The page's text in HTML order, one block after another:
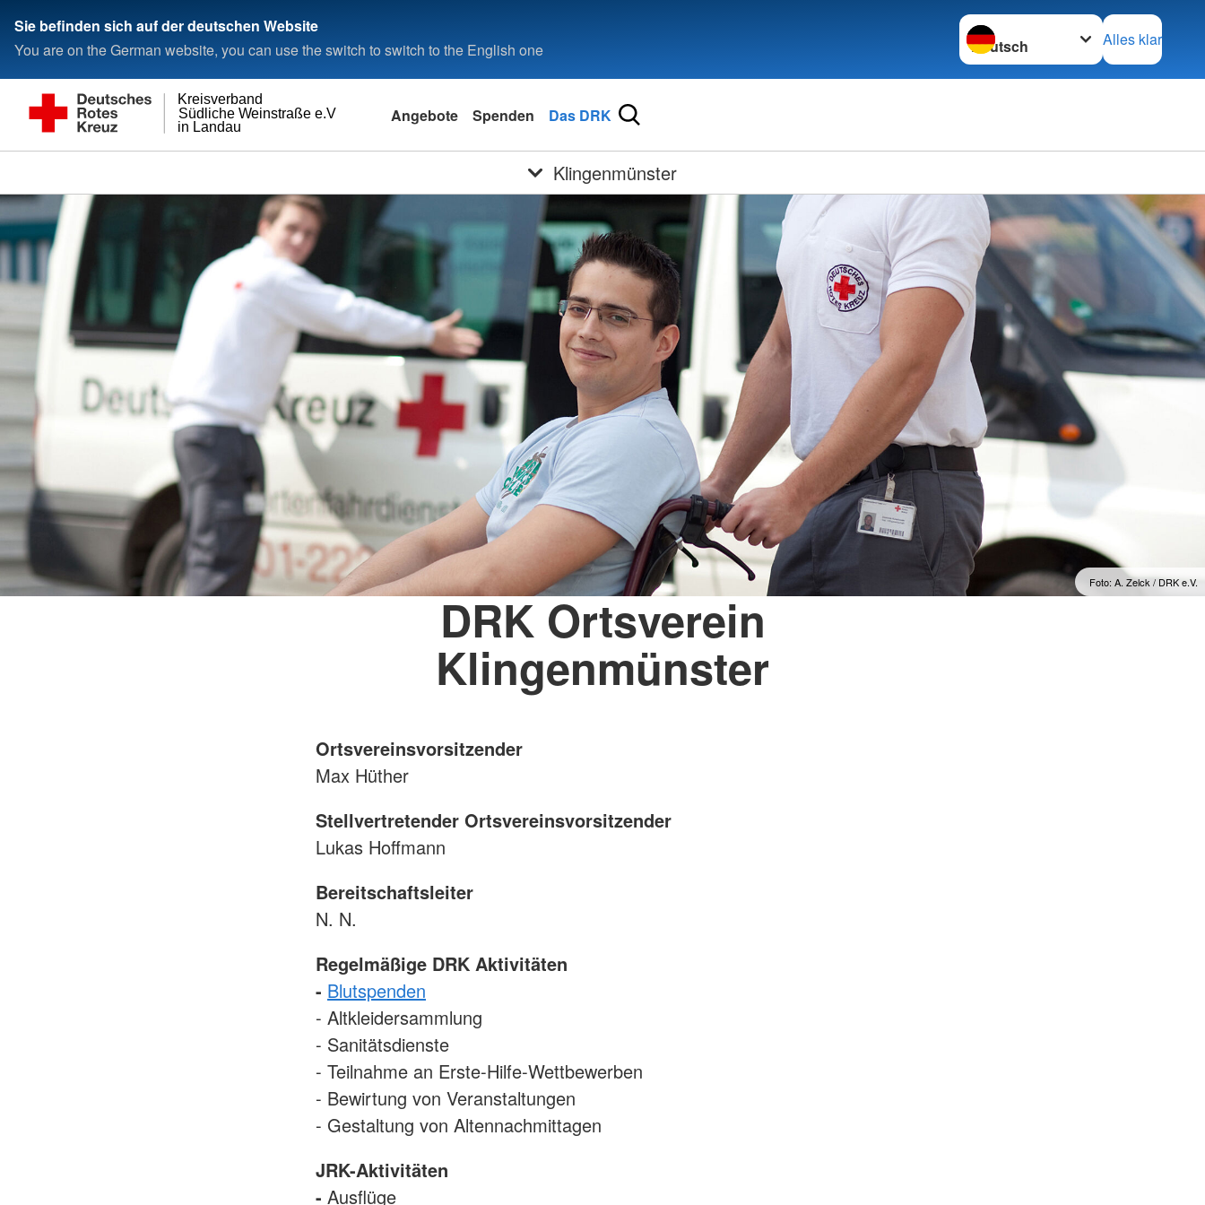
Sie befinden sich auf der deutschen Website
You are on the German website, you can use the switch to switch to the English one
Sprache wechseln zu
Alles klar
in Landau
Südliche Weinstraße e.V
Kreisverband
Angebote Spenden Das DRK
Klingenmünster
Foto: A. Zelck / DRK e.V.
DRK Ortsverein
Klingenmünster
Ortsvereinsvorsitzender
Max Hüther
Stellvertretender Ortsvereinsvorsitzender
Lukas Hoffmann
Bereitschaftsleiter
N. N.
Regelmäßige DRK Aktivitäten
- Blutspenden
- Altkleidersammlung
- Sanitätsdienste
- Teilnahme an Erste-Hilfe-Wettbewerben
- Bewirtung von Veranstaltungen
- Gestaltung von Altennachmittagen
JRK-Aktivitäten
- Ausflüge